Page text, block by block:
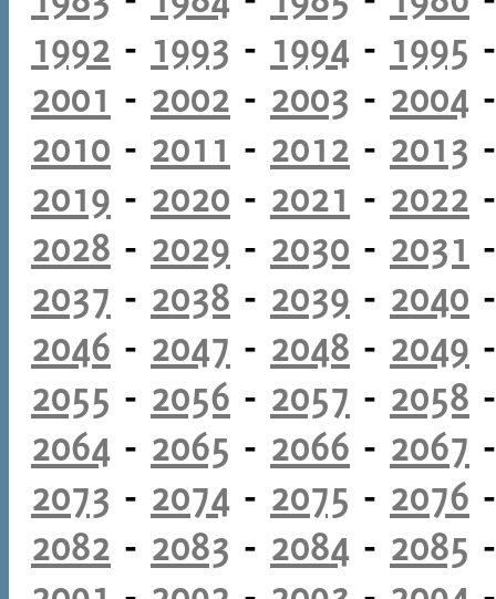
1992 - 1993 - 1994 - 1995
2001 - 2002 - 2003 - 2004
2010 - 2011 - 2012 - 2013
2019 - 2020 - 2021 - 2022
2028 - 2029 - 2030 - 2031
2037 - 2038 - 2039 - 2040
2046 - 2047 - 2048 - 2049
2055 - 2056 - 2057 - 2058
2064 - 2065 - 2066 - 2067
2073 - 2074 - 2075 - 2076
2082 - 2083 - 2084 - 2085